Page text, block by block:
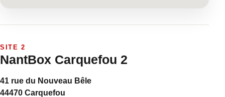
SITE 2
NantBox Carquefou 2
41 rue du Nouveau Bêle
44470 Carquefou